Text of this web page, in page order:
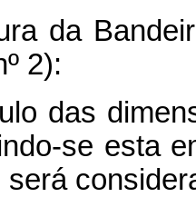
da
2):
das
se esta